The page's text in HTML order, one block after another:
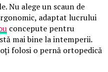
Nu alege un scaun de
adaptat lucrului
concepute pentru
mai bine la intemperii.
folosi o pernă ortopedică